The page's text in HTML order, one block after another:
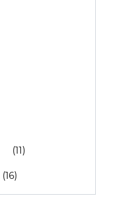
(11)
(16)